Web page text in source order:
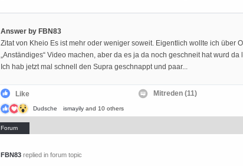
Answer by FBN83
Zitat von Kheio Es ist mehr oder weniger soweit. Eigentlich wollte ich über
„Anständiges“ Video machen, aber da es ja da noch geschneit hat wurd da
Ich hab jetzt mal schnell den Supra geschnappt und paar...
Like
Dudsche ismayily and 10 others
Mitreden (11)
FBN83 replied in forum topic